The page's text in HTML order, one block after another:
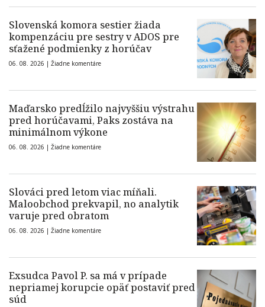
Slovenská komora sestier žiada
kompenzáciu pre sestry v ADOS pre
sťažené podmienky z horúčav
06. 08. 2026 | Žiadne komentáre
Maďarsko predĺžilo najvyššiu výstrahu
pred horúčavami, Paks zostáva na
minimálnom výkone
06. 08. 2026 | Žiadne komentáre
Slováci pred letom viac míňali.
Maloobchod prekvapil, no analytik
varuje pred obratom
06. 08. 2026 | Žiadne komentáre
Exsudca Pavol P. sa má v prípade
nepriamej korupcie opäť postaviť pred
súd